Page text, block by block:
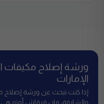
ورشة إصلاح مكيفات
الإمارات
إذا كنت تبحث عن ورشة إصلاح
والشارقة، فإن قرقاش أوتو هي